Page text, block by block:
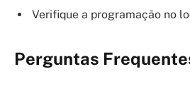
Verifique a programação no
Perguntas